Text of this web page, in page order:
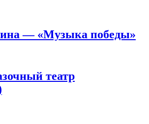
— «Музыка победы»
театр